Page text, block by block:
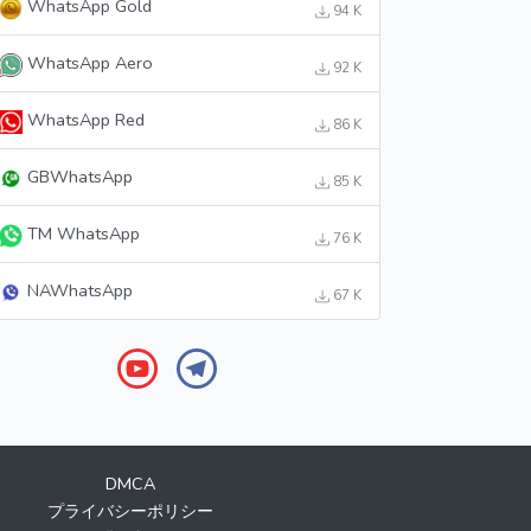
WhatsApp Gold 94 K
WhatsApp Aero 92 K
WhatsApp Red 86 K
GBWhatsApp 85 K
TM WhatsApp 76 K
NAWhatsApp 67 K
DMCA
プライバシーポリシー